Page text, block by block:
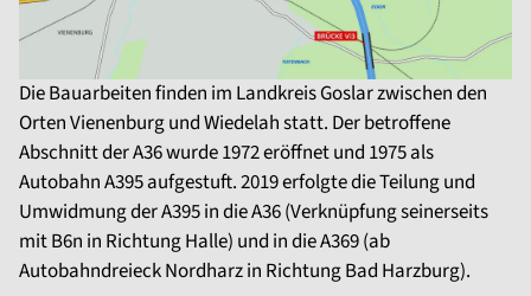
Die Bauarbeiten finden im Landkreis Goslar zwischen den
Orten Vienenburg und Wiedelah statt. Der betroffene
Abschnitt der A36 wurde 1972 eröffnet und 1975 als
Autobahn A395 aufgestuft. 2019 erfolgte die Teilung und
Umwidmung der A395 in die A36 (Verknüpfung seinerseits
mit B6n in Richtung Halle) und in die A369 (ab
Autobahndreieck Nordharz in Richtung Bad Harzburg).